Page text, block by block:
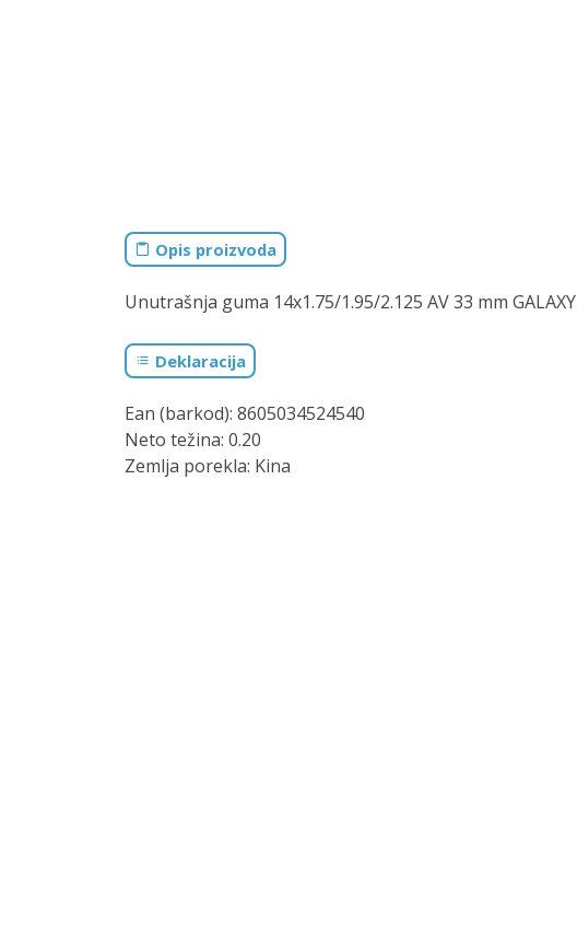
Opis proizvoda
Unutrašnja guma 14x1.75/1.95/2.125 AV 33 mm GALAXY
Deklaracija
Ean (barkod): 8605034524540
Neto težina: 0.20
Zemlja porekla: Kina